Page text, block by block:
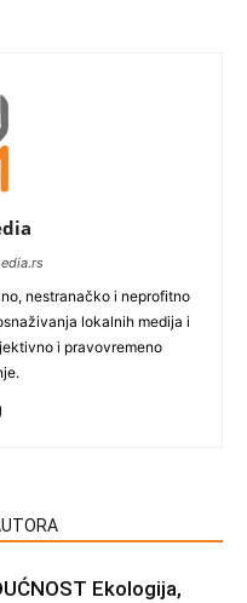
nestranačko i neprofitno
lokalnih medija i
i pravovremeno
Ekologija,